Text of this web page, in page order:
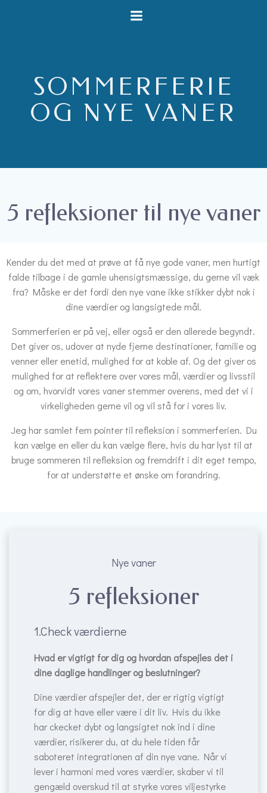
til
SOMMERFERIE
OG NYE VANER
5 refleksioner til nye vaner
Kender du det med at prøve at få nye gode vaner, men hurtigt
falde tilbage i de gamle uhensigtsmæssige, du gerne vil væk
fra? Måske er det fordi den nye vane ikke stikker dybt nok i
dine værdier og langsigtede mål.
Sommerferien er på vej, eller også er den allerede begyndt.
Det giver os, udover at nyde fjerne destinationer, familie og
venner eller enetid, mulighed for at koble af. Og det giver os
mulighed for at reflektere over vores mål, værdier og livsstil
og om, hvorvidt vores vaner stemmer overens, med det vi i
virkeligheden gerne vil og vil stå for i vores liv.
Jeg har samlet fem pointer til refleksion i sommerferien. Du
kan vælge en eller du kan vælge flere, hvis du har lyst til at
bruge sommeren til refleksion og fremdrift i dit eget tempo,
for at understøtte et ønske om forandring.
Nye vaner
5 refleksioner
1.Check værdierne
Hvad er vigtigt for dig og hvordan afspejles det i
dine daglige handlinger og beslutninger?
Dine værdier afspejler det, der er rigtig vigtigt
for dig at have eller være i dit liv. Hvis du ikke
har ckecket dybt og langsigtet nok ind i dine
værdier, risikerer du, at du hele tiden får
saboteret integrationen af din nye vane. Når vi
lever i harmoni med vores værdier, skaber vi til
gengæld overskud til at styrke vores viljestyrke